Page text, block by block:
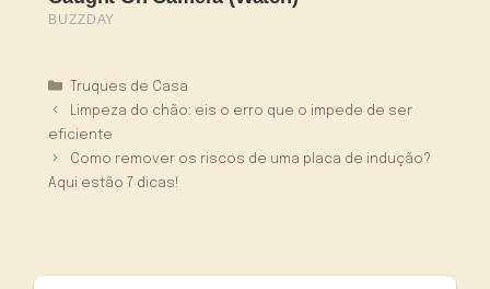
Categorias
Truques de Casa
Limpeza do chão: eis o erro que o impede de ser
eficiente
Como remover os riscos de uma placa de indução?
Aqui estão 7 dicas!